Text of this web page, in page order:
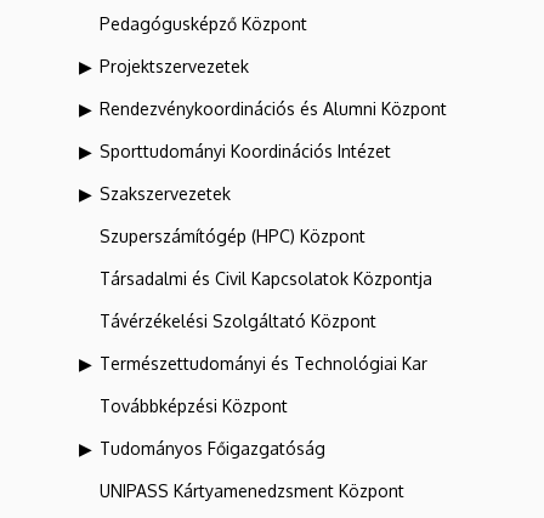
Pedagógusképző Központ
Projektszervezetek
Rendezvénykoordinációs és Alumni Központ
Sporttudományi Koordinációs Intézet
Szakszervezetek
Szuperszámítógép (HPC) Központ
Társadalmi és Civil Kapcsolatok Központja
Távérzékelési Szolgáltató Központ
Természettudományi és Technológiai Kar
Továbbképzési Központ
Tudományos Főigazgatóság
UNIPASS Kártyamenedzsment Központ